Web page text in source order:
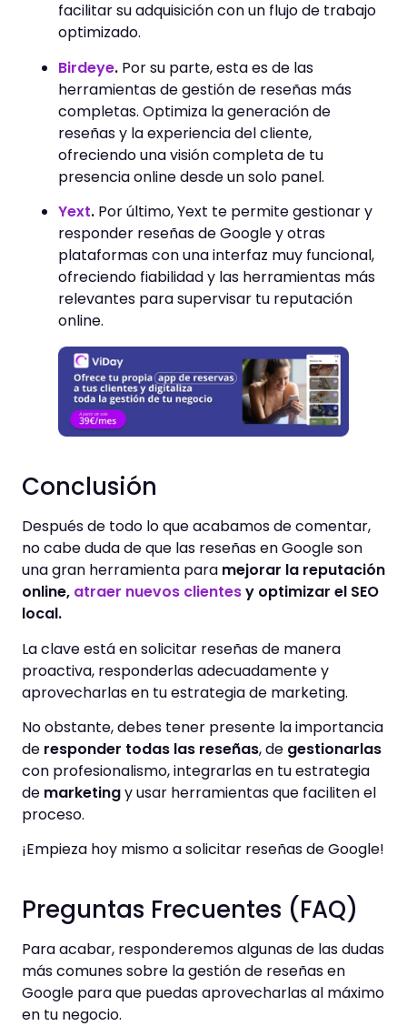
facilitar su adquisición con un flujo de trabajo
optimizado.
Birdeye. Por su parte, esta es de las
herramientas de gestión de reseñas más
completas. Optimiza la generación de
reseñas y la experiencia del cliente,
ofreciendo una visión completa de tu
presencia online desde un solo panel.
Yext. Por último, Yext te permite gestionar y
responder reseñas de Google y otras
plataformas con una interfaz muy funcional,
ofreciendo fiabilidad y las herramientas más
relevantes para supervisar tu reputación
online.
Conclusión
Después de todo lo que acabamos de comentar,
no cabe duda de que las reseñas en Google son
una gran herramienta para mejorar la reputación
online, atraer nuevos clientesy optimizar el SEO
local.
La clave está en solicitar reseñas de manera
proactiva, responderlas adecuadamente y
aprovecharlas en tu estrategia de marketing.
No obstante, debes tener presente la importancia
de responder todas las reseñas, de gestionarlas
con profesionalismo, integrarlas en tu estrategia
de marketingy usar herramientas que faciliten el
proceso.
¡Empieza hoy mismo a solicitar reseñas de Google!
Preguntas Frecuentes (FAQ)
Para acabar, responderemos algunas de las dudas
más comunes sobre la gestión de reseñas en
Google para que puedas aprovecharlas al máximo
en tu negocio.